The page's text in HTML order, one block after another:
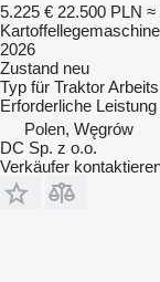
5.225 € 22.500 PLN ≈
Kartoffellegemaschine
2026
Zustand neu
Typ für Traktor
Erforderliche
Polen, Węgrów
DC Sp. z o.o.
Verkäufer